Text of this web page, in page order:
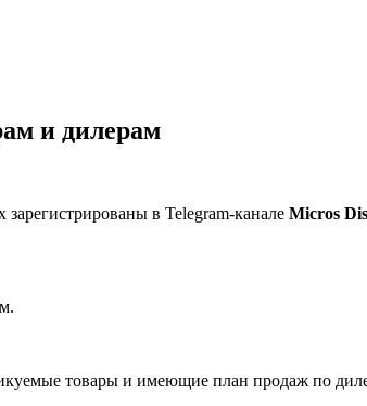
и дилерам
в Telegram-канале Micros
товары и имеющие план продаж по